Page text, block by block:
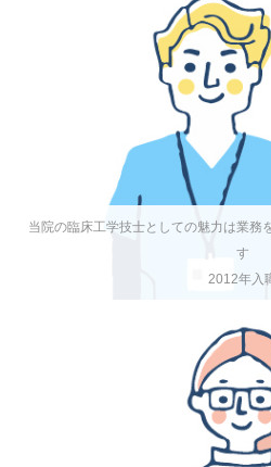
当院の臨床工学技士としての魅力は業務
す
2012年入